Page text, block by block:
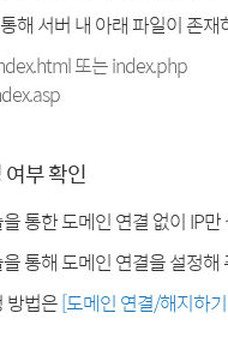
해 서버 내 아래 파일이 존
또는 index.php
부 확인
통한 도메인 연결 없이 IP
통해 도메인 연결을 설정해
방법은[도메인 연결/해지하